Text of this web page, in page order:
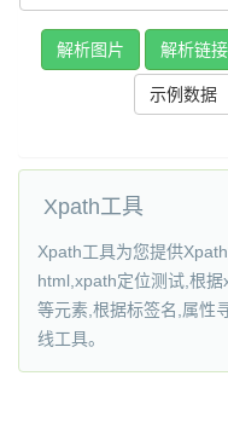
解析图片 解析链接
示例数据
Xpath工具
Xpath工具为您提供
html,xpath定位测试,根
等元素,根据标签名,属性
线工具。